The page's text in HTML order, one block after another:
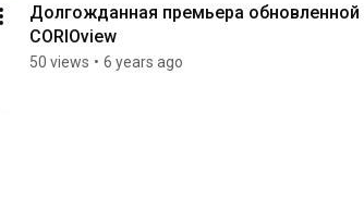
Долгожданная премьера обновленной
CORIOview
50 views • 6 years ago